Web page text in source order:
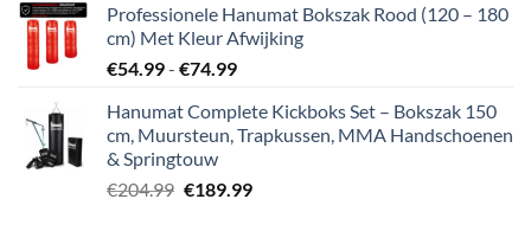
was:
€54.99.
is:
€49.99.
Professionele Hanumat Bokszak Rood (120 – 180
cm) Met Kleur Afwijking
€54.99- €74.99Prijsklasse:
tot
€74.99
Hanumat Complete Kickboks Set – Bokszak 150
cm, Muursteun, Trapkussen, MMA Handschoenen
& Springtouw
€204.99 Oorspronkelijke
€189.99Huidige